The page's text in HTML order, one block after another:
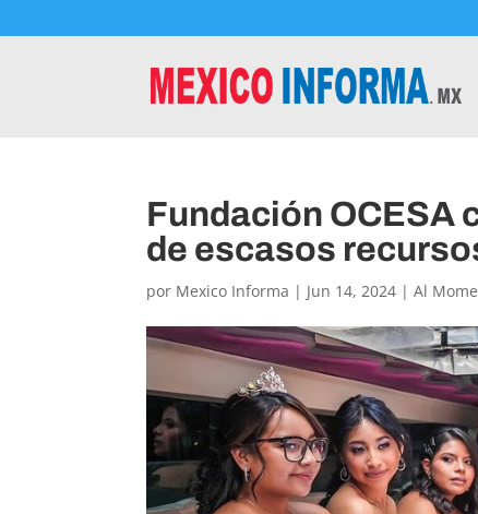
Fundación OCESA
de escasos
por Mexico Informa | Jun 14, 2024 |Al